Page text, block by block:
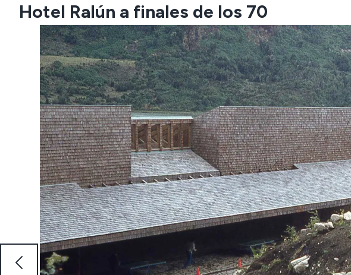
Hotel Ralún a finales de los 70